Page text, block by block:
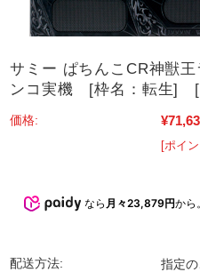
サミー ぱちんこCR神獣
ンコ実機 [枠名：転生]
価格:
[ポイ
なら 月々23,879円から
配送方法:
指定